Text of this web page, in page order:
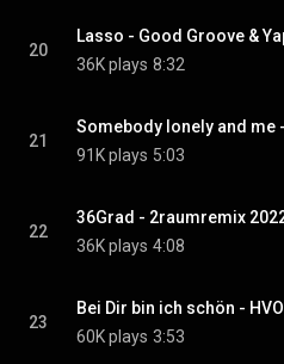
20
Lasso - Good Groove &
36K plays 8:32
21
Somebody lonely and me
91K plays 5:03
22
36Grad - 2raumremix
36K plays 4:08
23
Bei Dir bin ich schön -
60K plays 3:53